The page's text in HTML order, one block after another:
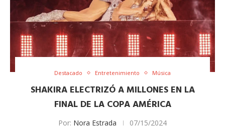
Destacado Entretenimiento Música
SHAKIRA ELECTRIZÓ A MILLONES EN LA
FINAL DE LA COPA AMÉRICA
Por: Nora Estrada 07/15/2024